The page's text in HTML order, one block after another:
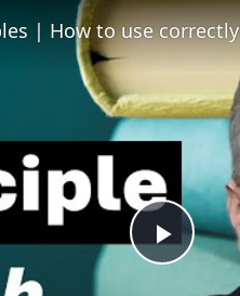
Play
| How to use correctly